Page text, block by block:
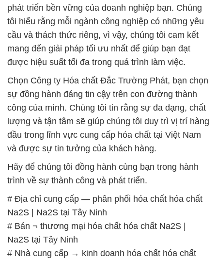
phát triển bền vững của doanh nghiệp bạn. Chúng
tôi hiểu rằng mỗi ngành công nghiệp có những yêu
cầu và thách thức riêng, vì vậy, chúng tôi cam kết
mang đến giải pháp tối ưu nhất để giúp bạn đạt
được hiệu suất tối đa trong quá trình làm việc.
Chọn Công ty Hóa chất Đắc Trường Phát, bạn chọn
sự đồng hành đáng tin cậy trên con đường thành
công của mình. Chúng tôi tin rằng sự đa dạng, chất
lượng và tận tâm sẽ giúp chúng tôi duy trì vị trí hàng
đầu trong lĩnh vực cung cấp hóa chất tại Việt Nam
và được sự tin tưởng của khách hàng.
Hãy để chúng tôi đồng hành cùng bạn trong hành
trình về sự thành công và phát triển.
# Địa chỉ cung cấp — phân phối hóa chất hóa chất
Na2S | Na2S tại Tây Ninh
# Bán ¬ thương mại hóa chất hóa chất Na2S |
Na2S tại Tây Ninh
# Nhà cung cấp → kinh doanh hóa chất hóa chất